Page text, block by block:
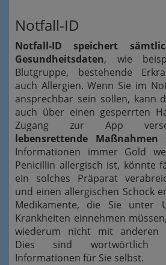
Notfall-ID
Notfall-ID speichert
Gesundheitsdaten, wie
Blutgruppe, bestehende
auch Allergien. Wenn Sie im
ansprechbar sein sollen, kann
auch über einen gesperrten
Zugang zur App
lebensrettende Maßnahmen
Informationen immer Gold
Penicillin allergisch ist, könnte
ein solches Präparat
und einen allergischen Schock
Medikamente, die Sie unter
Krankheiten einnehmen
wiederum nicht mit anderen
Dies sind wortwörtlich
Informationen für Sie selbst.